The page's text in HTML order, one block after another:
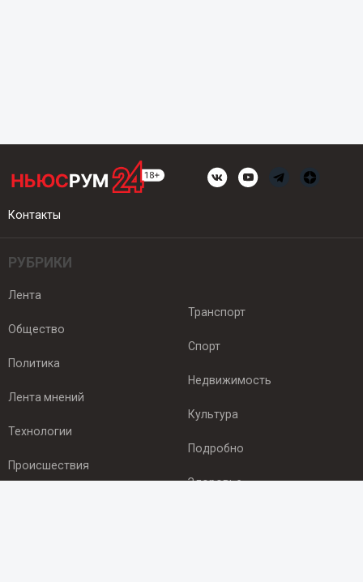
Контакты
РУБРИКИ
Лента
Общество
Политика
Лента мнений
Технологии
Происшествия
Транспорт
Спорт
Недвижимость
Культура
Подробно
Здоровье